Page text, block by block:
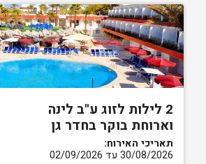
2 לילות לזוג ע"ב לינה
וארוחת בוקר בחדר גן
תאריכי האירוח:
30/08/2026 עד 02/09/2026